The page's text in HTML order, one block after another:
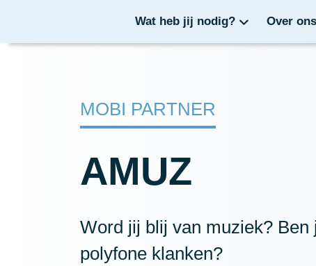
Wat heb jij nodig? Over ons
MOBI PARTNER
AMUZ
Word jij blij van muziek? Ben
polyfone klanken?